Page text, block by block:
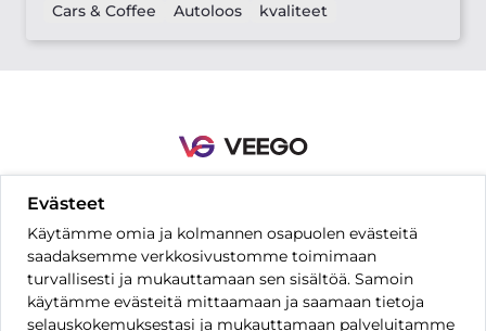
Cars & Coffee
Autoloos kvaliteet
Evästeet
Käytämme omia ja kolmannen osapuolen evästeitä
saadaksemme verkkosivustomme toimimaan
turvallisesti ja mukauttamaan sen sisältöä. Samoin
käytämme evästeitä mittaamaan ja saamaan tietoja
selauskokemuksestasi ja mukauttamaan palveluitamme
Yhteystiedot
Hinnasto
FI